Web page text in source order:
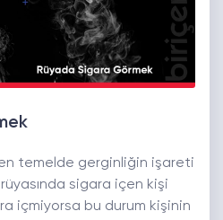
temelde gerginliğin işareti
sigara içen kişi
içmiyorsa bu durum kişinin